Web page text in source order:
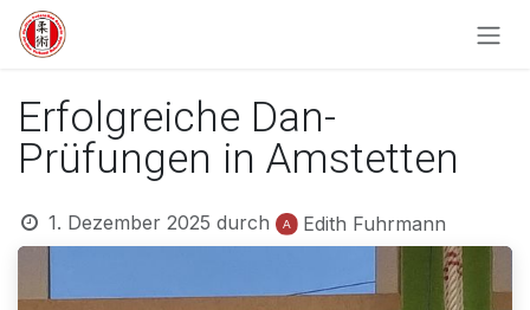
Zum Inhalt springen
Erfolgreiche Dan-
Prüfungen in Amstetten
1. Dezember 2025 durch Edith Fuhrmann